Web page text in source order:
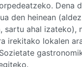
Dena
den heinean
sartu ahal izateko),
irekitako lokalen